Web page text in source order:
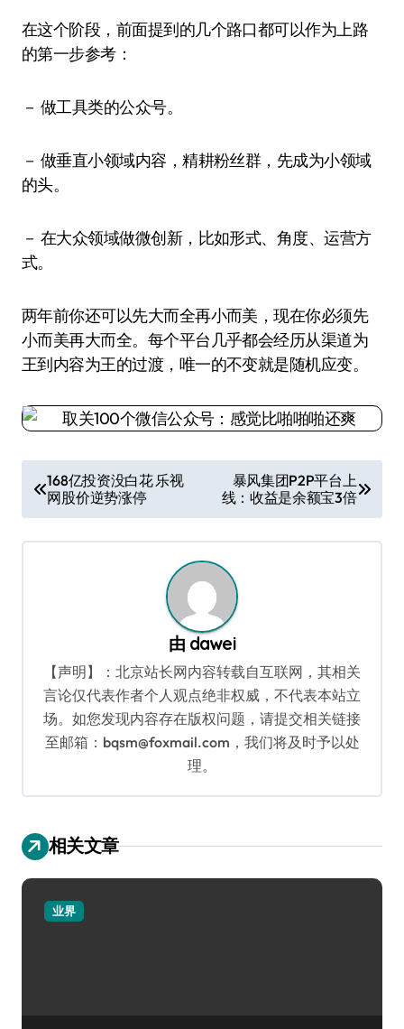
在这个阶段，前面提到的几个路口都可以作为上路
的第一步参考：
－ 做工具类的公众号。
－ 做垂直小领域内容，精耕粉丝群，先成为小领域
的头。
－ 在大众领域做微创新，比如形式、角度、运营方
式。
两年前你还可以先大而全再小而美，现在你必须先
小而美再大而全。每个平台几乎都会经历从渠道为
王到内容为王的过渡，唯一的不变就是随机应变。
章
导
168亿投资没白花 乐视
网股价逆势涨停
暴风集团P2P平台上
线：收益是余额宝3倍
由 dawei
【声明】：北京站长网内容转载自互联网，其相关
言论仅代表作者个人观点绝非权威，不代表本站立
场。如您发现内容存在版权问题，请提交相关链接
至邮箱：bqsm@foxmail.com，我们将及时予以处
理。
相关文章
业界